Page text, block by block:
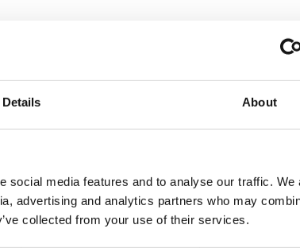
Details About
social media features and to analyse our traffic. We
advertising and analytics partners who may
collected from your use of their services.
met psychisch verzuim,